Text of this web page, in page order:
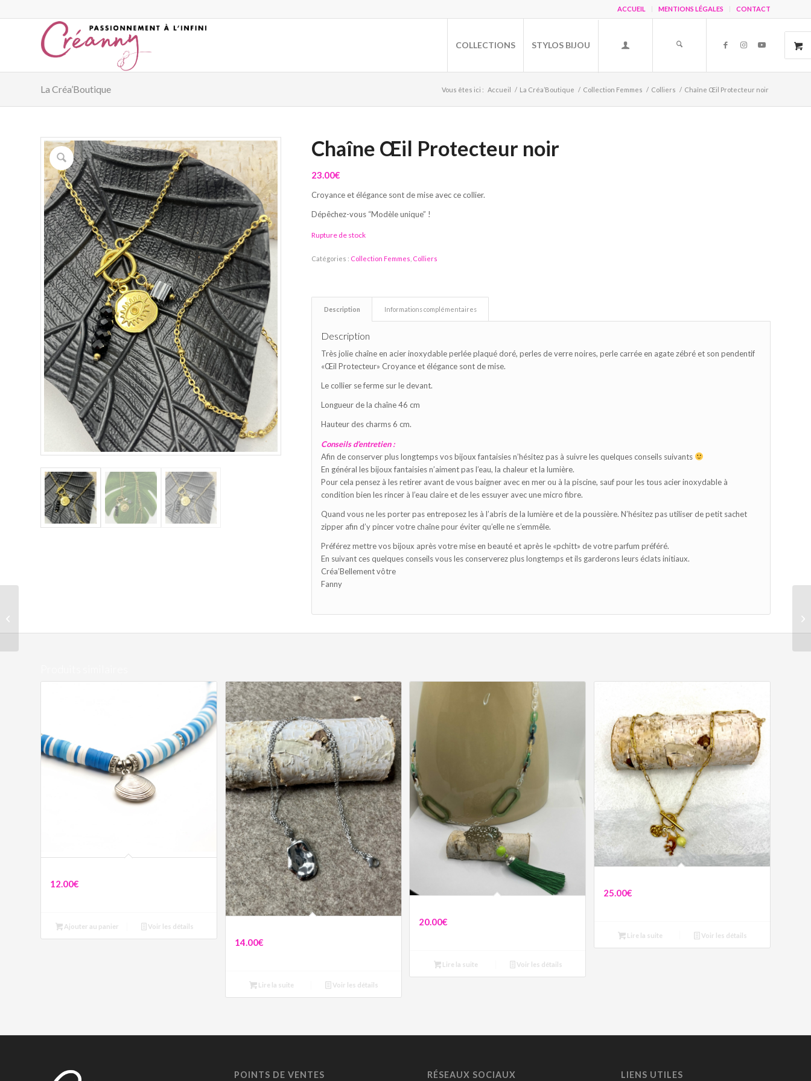
ACCUEIL MENTIONS LÉGALES CONTACT
COLLECTIONS STYLOS BIJOU
La Créa’Boutique Vous êtes ici : Accueil / La Créa’Boutique / Collection Femmes / Colliers / Chaîne Œil Protecteur noir
Chaîne Œil Protecteur noir
23.00€
Croyance et élégance sont de mise avec ce collier.
Dépêchez-vous “Modèle unique” !
Rupture de stock
Catégories : Collection Femmes Colliers
Description Informations complémentaires
Description
Très jolie chaîne en acier inoxydable perlée plaqué doré, perles de verre noires, perle carrée en agate zébré et son pendentif
«Œil Protecteur» Croyance et élégance sont de mise.
Le collier se ferme sur le devant.
Longueur de la chaîne 46 cm
Hauteur des charms 6 cm.
Conseils d’entretien :
Afin de conserver plus longtemps vos bijoux fantaisies n’hésitez pas à suivre les quelques conseils suivants
En général les bijoux fantaisies n’aiment pas l’eau, la chaleur et la lumière.
Pour cela pensez à les retirer avant de vous baigner avec en mer ou à la piscine, sauf pour les tous acier inoxydable à
condition bien les rincer à l’eau claire et de les essuyer avec une micro fibre.
Quand vous ne les porter pas entreposez les à l’abris de la lumière et de la poussière. N’hésitez pas utiliser de petit sachet
zipper afin d’y pincer votre chaîne pour éviter qu’elle ne s’emmêle.
Préférez mettre vos bijoux après votre mise en beauté et après le «pchitt» de votre parfum préféré.
En suivant ces quelques conseils vous les conserverez plus longtemps et ils garderons leurs éclats initiaux.
Créa’Bellement vôtre
Fanny
12.00€
Ajouter au panier Voir les détails
14.00€
Lire la suite Voir les détails
20.00€
Lire la suite Voir les détails
25.00€
Lire la suite Voir les détails
POINTS DE VENTES RÉSEAUX SOCIAUX LIENS UTILES